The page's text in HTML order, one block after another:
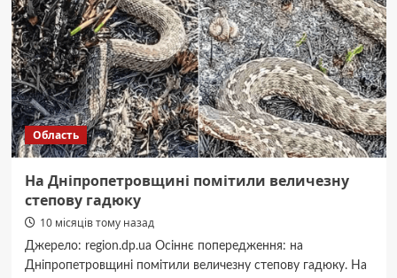
масовану
ракетну
атаку:
відомо
про
постраждалих
Область
На Дніпропетровщині помітили величезну
степову гадюку
10 місяців тому назад
Джерело: region.dp.ua Осіннє попередження: на
Дніпропетровщині помітили величезну степову гадюку. На